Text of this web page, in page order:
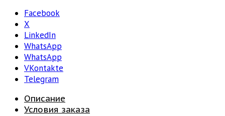
Facebook
X
LinkedIn
WhatsApp
WhatsApp
VKontakte
Telegram
Описание
Условия заказа